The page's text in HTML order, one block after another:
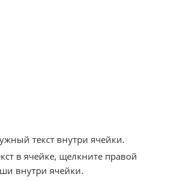
текст внутри ячейки.
в ячейке, щелкните правой
внутри ячейки.